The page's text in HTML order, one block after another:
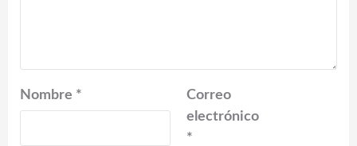
Nombre *
Correo
electrónico
*